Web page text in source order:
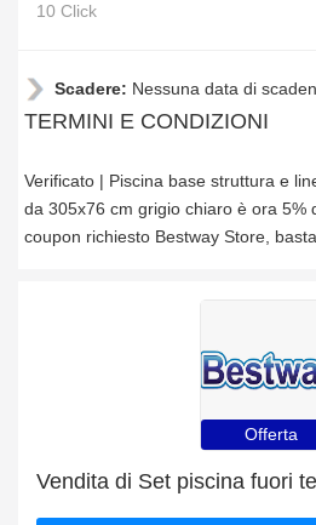
10 Click
Scadere: Nessuna data di
TERMINI E CONDIZIONI
Verificato | Piscina base struttura e
da 305x76 cm grigio chiaro è ora 5%
coupon richiesto Bestway Store,
Offerta